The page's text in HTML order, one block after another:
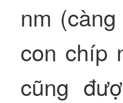
nm
con chíp
cũng